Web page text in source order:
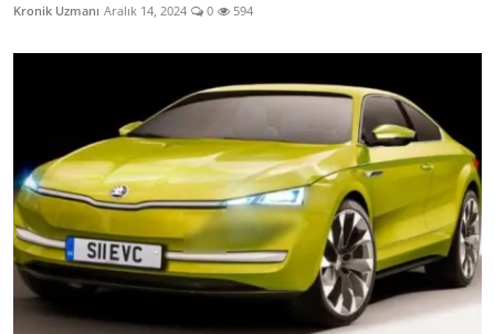
Kronik Uzmanı Aralık 14, 2024 0 594